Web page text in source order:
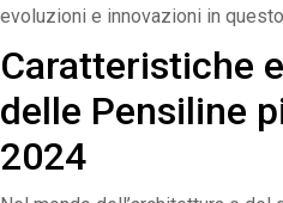
evoluzioni e innovazioni in
Caratteristiche
delle Pensiline
2024